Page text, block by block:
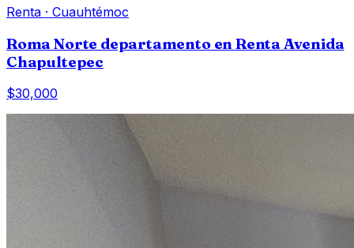
Renta · Cuauhtémoc
Roma Norte departamento en Renta Avenida
Chapultepec
$30,000